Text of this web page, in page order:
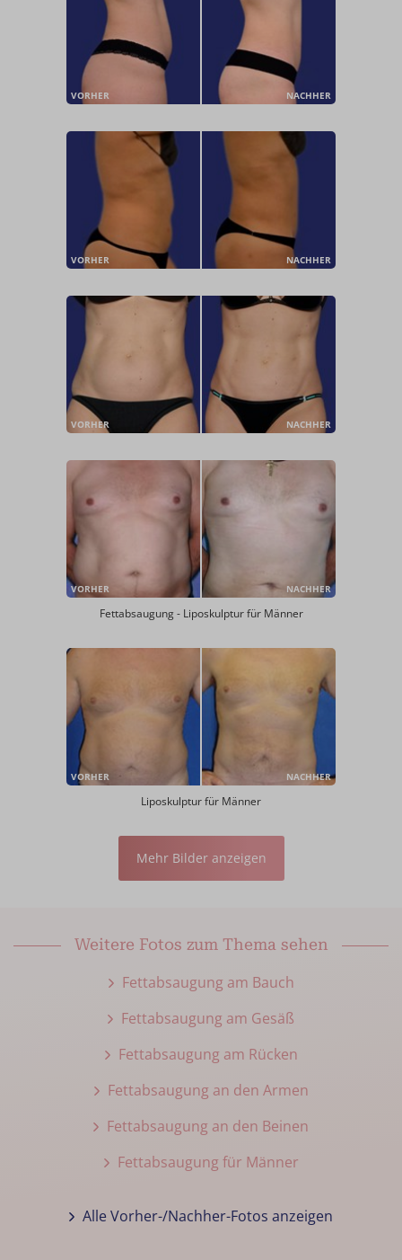
VORHER NACHHER
VORHER NACHHER
VORHER NACHHER
VORHER NACHHER
Fettabsaugung - Liposkulptur für Männer
VORHER NACHHER
Liposkulptur für Männer
Mehr Bilder anzeigen
Weitere Fotos zum Thema sehen
Fettabsaugung am Bauch
Fettabsaugung am Gesäß
Fettabsaugung am Rücken
Fettabsaugung an den Armen
Fettabsaugung an den Beinen
Fettabsaugung für Männer
Alle Vorher-/Nachher-Fotos anzeigen